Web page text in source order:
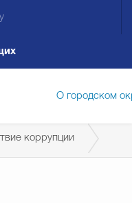
О городском
коррупции